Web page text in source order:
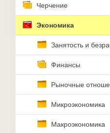
Черчение
Экономика
Занятость и
Финансы
Рыночные
Микроэкономика
Макроэкономика